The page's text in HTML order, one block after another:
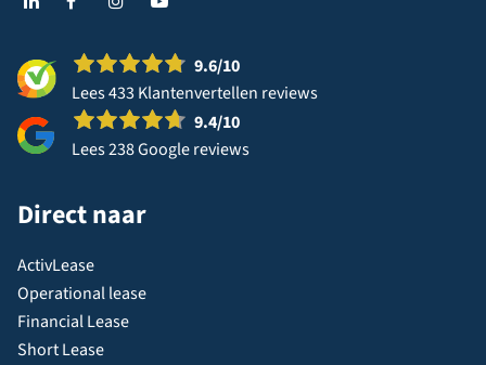
9.6/10
Lees 433 Klantenvertellen reviews
9.4/10
Lees 238 Google reviews
Direct naar
ActivLease
Operational lease
Financial Lease
Short Lease